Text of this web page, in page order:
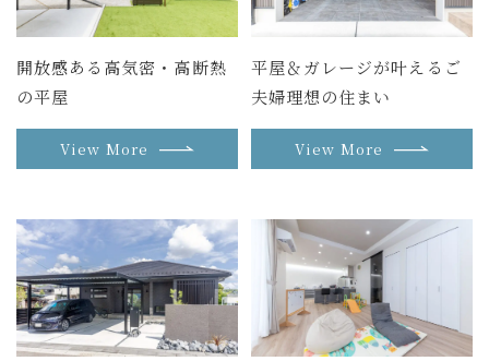
開放感ある高気密・高断熱
の平屋
View More
平屋＆ガレージが叶えるご
夫婦理想の住まい
View More